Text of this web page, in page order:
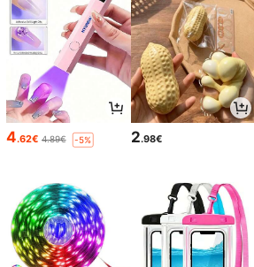
4.62€ 4.89€ -5% 2.98€